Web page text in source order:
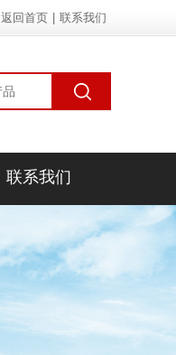
返回首页 联系我们
联系我们